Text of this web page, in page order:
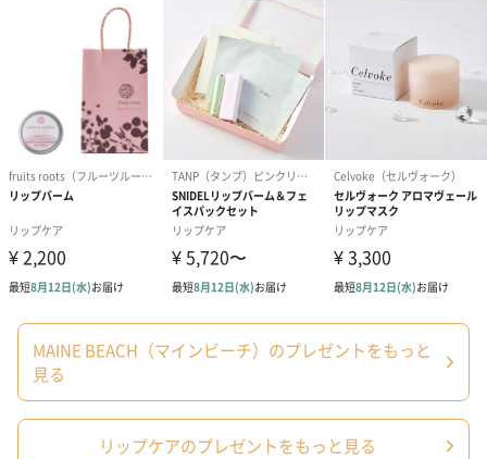
ラッピング
ギフトラッピングを施してお届けいたします。
コットン巾着 【誕生
日】（グレー）M（550
円）
コットン巾着 【誕生
日】（スモーキーピン
ク）M（550円）
コットン巾着
とう】 M（
ラッピングを施してお届けいたします。
MAINE BEACH（マインビーチ）のプレゼントをもっと
見る
リップケアのプレゼントをもっと見る